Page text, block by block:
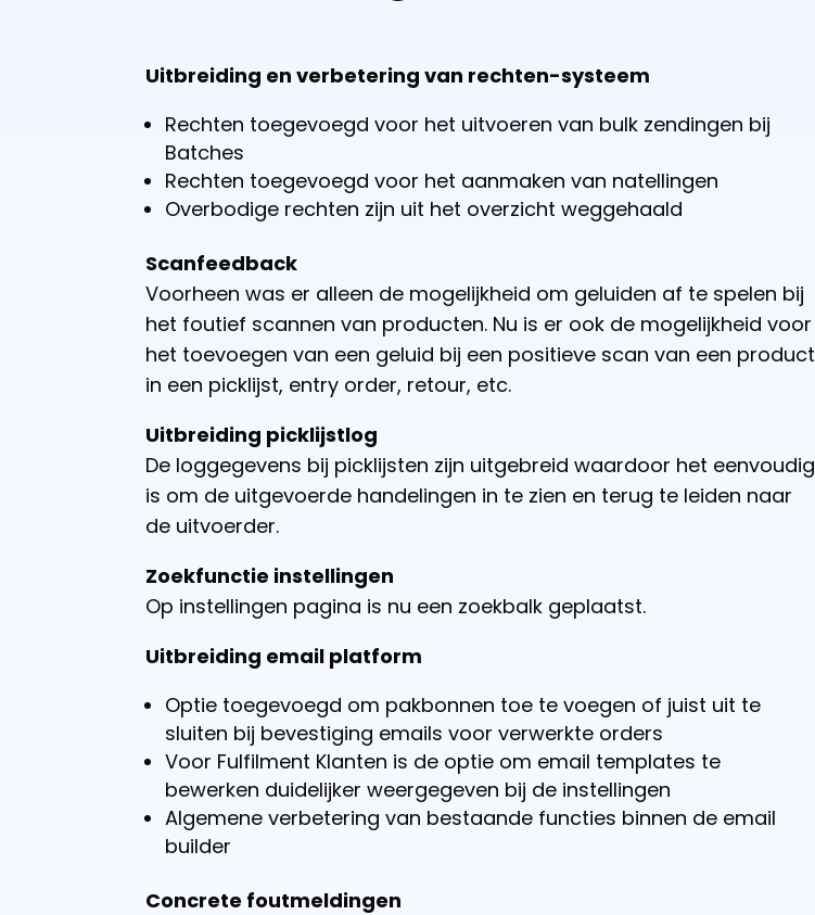
Uitbreiding en verbetering van rechten-systeem
Rechten toegevoegd voor het uitvoeren van bulk zendingen bij
Batches
Rechten toegevoegd voor het aanmaken van natellingen
Overbodige rechten zijn uit het overzicht weggehaald
Scanfeedback
Voorheen was er alleen de mogelijkheid om geluiden af te spelen bij
het foutief scannen van producten. Nu is er ook de mogelijkheid voor
het toevoegen van een geluid bij een positieve scan van een product
in een picklijst, entry order, retour, etc.
Uitbreiding picklijstlog
De loggegevens bij picklijsten zijn uitgebreid waardoor het eenvoudig
is om de uitgevoerde handelingen in te zien en terug te leiden naar
de uitvoerder.
Zoekfunctie instellingen
Op instellingen pagina is nu een zoekbalk geplaatst.
Uitbreiding email platform
Optie toegevoegd om pakbonnen toe te voegen of juist uit te
sluiten bij bevestiging emails voor verwerkte orders
Voor Fulfilment Klanten is de optie om email templates te
bewerken duidelijker weergegeven bij de instellingen
Algemene verbetering van bestaande functies binnen de email
builder
Concrete foutmeldingen